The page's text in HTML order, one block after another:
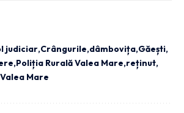
judiciar Crângurile dâmbovița Găești
Poliția Rurală Valea Mare reținut
Valea Mare